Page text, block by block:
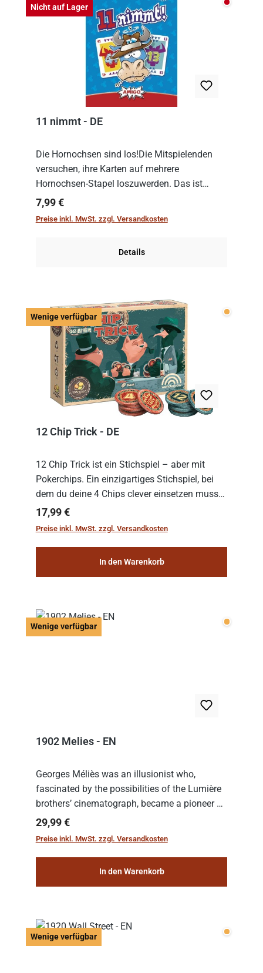
Nicht auf Lager Nicht
11 nimmt - DE
Die Hornochsen sind los!Die Mitspielenden
versuchen, ihre Karten auf mehrere
Hornochsen-Stapel loszuwerden. Das ist
kniffliger als gedacht, denn die Differenz
zwischen ausgespielter Karte und der
Regulärer Preis:
7,99 €
Preise inkl. MwSt. zzgl. Versandkosten
Details
Wenige verfügbar Wenige
12 Chip Trick - DE
12 Chip Trick ist ein Stichspiel – aber mit
Pokerchips. Ein einzigartiges Stichspiel, bei
dem du deine 4 Chips clever einsetzen musst.
Wer die Chips mit dem höchsten Gesamtwert
hat, gewinnt die Runde. Aber Vorsicht: D...
Regulärer Preis:
17,99 €
Preise inkl. MwSt. zzgl. Versandkosten
In den Warenkorb
Wenige verfügbar Wenige
1902 Melies - EN
Georges Méliès was an illusionist who,
fascinated by the possibilities of the Lumière
brothers’ cinematograph, became a pioneer of
cinema. In 1902, he filmed his most famous
work: “Le Voyage dans la Lune” (“A Trip to...
Regulärer Preis:
29,99 €
Preise inkl. MwSt. zzgl. Versandkosten
In den Warenkorb
Wenige verfügbar Wenige